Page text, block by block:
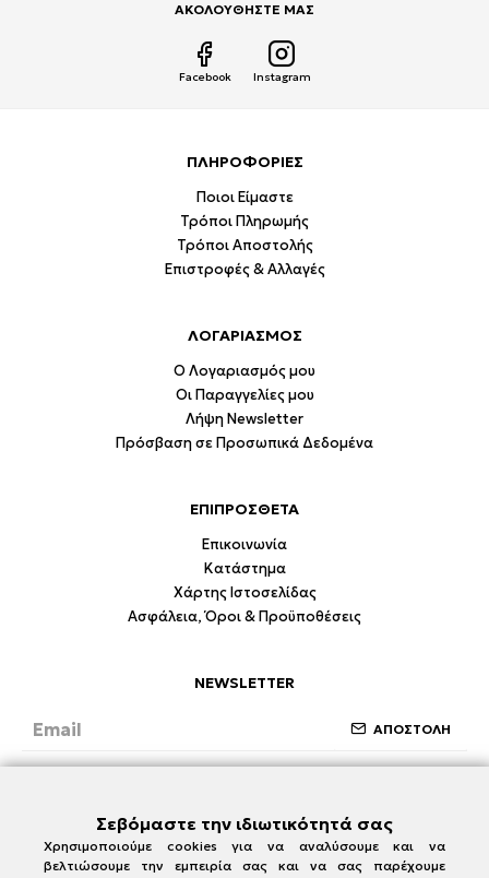
ΑΚΟΛΟΥΘΗΣΤΕ ΜΑΣ
Facebook Instagram
ΠΛΗΡΟΦΟΡΙΕΣ
Ποιοι Είμαστε
Τρόποι Πληρωμής
Τρόποι Αποστολής
Επιστροφές & Αλλαγές
ΛΟΓΑΡΙΑΣΜΟΣ
Ο Λογαριασμός μου
Οι Παραγγελίες μου
Λήψη Newsletter
Πρόσβαση σε Προσωπικά Δεδομένα
ΕΠΙΠΡΟΣΘΕΤΑ
Επικοινωνία
Κατάστημα
Χάρτης Ιστοσελίδας
Ασφάλεια, Όροι & Προϋποθέσεις
NEWSLETTER
ΑΠΟΣΤΟΛΗ
Σεβόμαστε την ιδιωτικότητά σας
Χρησιμοποιούμε cookies για να αναλύσουμε και να
βελτιώσουμε την εμπειρία σας και να σας παρέχουμε